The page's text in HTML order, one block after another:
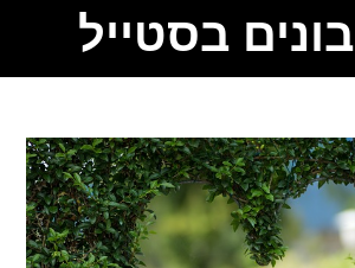
בונים בסטייל